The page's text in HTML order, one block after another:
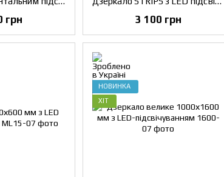
грн 3 100 грн
НОВИНКА
ХІТ